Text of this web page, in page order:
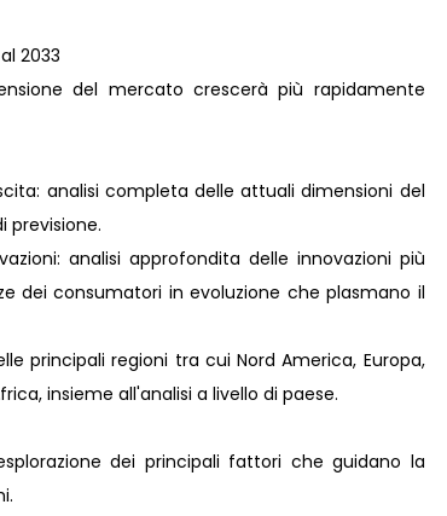
2033
del mercato crescerà più rapidamente
analisi completa delle attuali dimensioni del
previsione.
analisi approfondita delle innovazioni più
dei consumatori in evoluzione che plasmano il
principali regioni tra cui Nord America, Europa,
insieme all'analisi a livello di paese.
dei principali fattori che guidano la